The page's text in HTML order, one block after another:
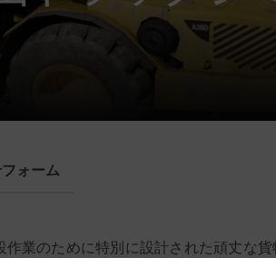
ォーム
業のために特別に設計された頑丈な